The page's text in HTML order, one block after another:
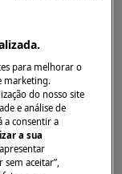
tomada.
para
pessoas
para melhorar o
marketing.
do nosso site
e análise de
a consentir a
a sua
aceitar”,